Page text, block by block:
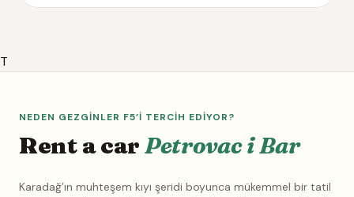
T
NEDEN GEZGINLER F5’I TERCIH EDIYOR?
Rent a car Petrovac i Bar
Karadağ’ın muhteşem kıyı şeridi boyunca mükemmel bir tatil